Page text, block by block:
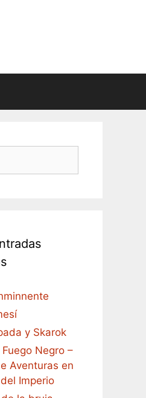
y Skarok
Negro –
Aventuras en
Imperio